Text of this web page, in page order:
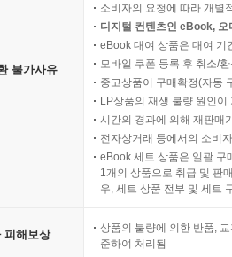
불가사유
소비자의 요청에 따라 개별
디지털 컨텐츠인 eBook,
eBook 대여 상품은 대여 기
모바일 쿠폰 등록 후 취소/
중고상품이 구매확정(자동
LP상품의 재생 불량 원인
시간의 경과에 의해 재판매
전자상거래 등에서의 소비
eBook 세트 상품은 일괄 구
1개의 상품으로 취급 및 판
우, 세트 상품 전부 및 세트
피해보상
상품의 불량에 의한 반품,
준하여 처리됨